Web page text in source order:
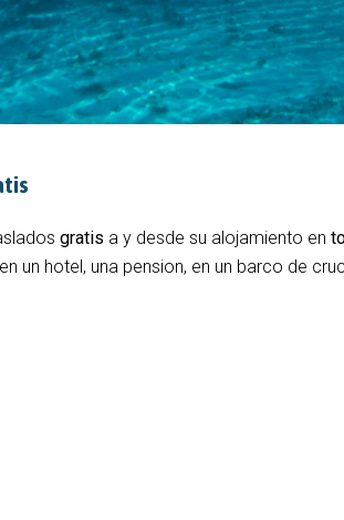
gratis a y desde su alojamiento en
un hotel, una pension, en un barco de